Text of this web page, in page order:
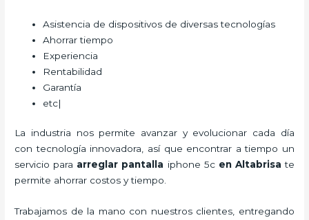
Asistencia de dispositivos de diversas tecnologías
Ahorrar tiempo
Experiencia
Rentabilidad
Garantía
etc|
La industria nos permite avanzar y evolucionar cada día
con tecnología innovadora, así que encontrar a tiempo un
servicio para arreglar pantalla iphone 5cen Altabrisa te
permite ahorrar costos y tiempo.
Trabajamos de la mano con nuestros clientes, entregando